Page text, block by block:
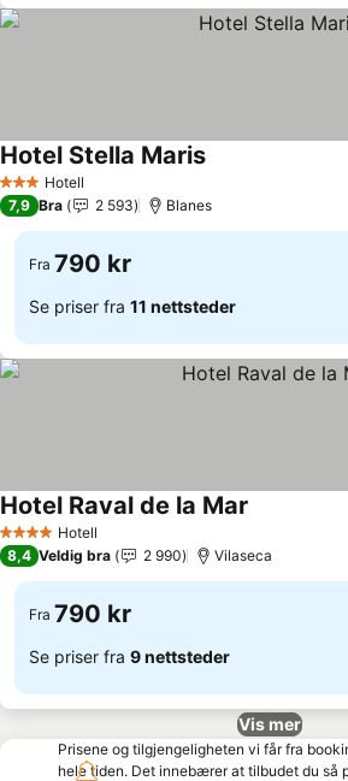
3 StjernerHotell
Hotel Stella Maris
7,9 Bra 2 593 Blanes
Fra 790 kr
Se priser fra 11 nettsteder
4 StjernerHotell
Hotel Raval de la Mar
8,4 Veldig bra 2 990 Vilaseca
Fra 790 kr
Se priser fra 9 nettsteder
Vis mer
Prisene og tilgjengeligheten vi får fra
hele tiden. Det innebærer at tilbudet du så